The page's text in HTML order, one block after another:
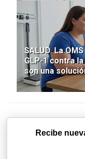
SALUD. La
GLP-1 contra
son una
Recibe